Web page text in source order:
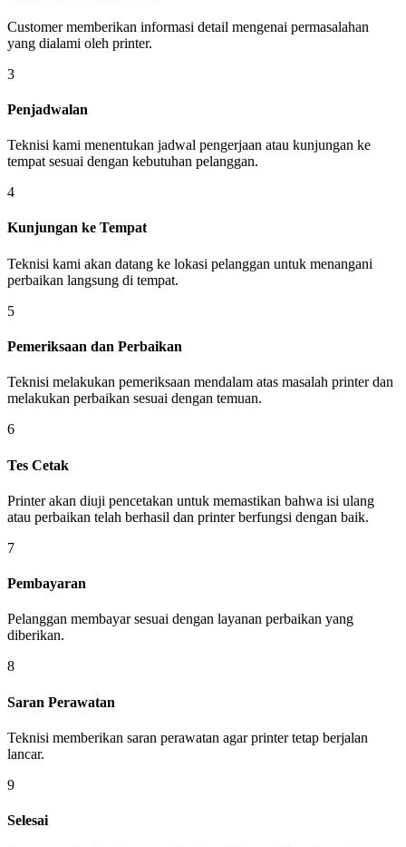
Customer memberikan informasi detail mengenai permasalahan
yang dialami oleh printer.
3
Penjadwalan
Teknisi kami menentukan jadwal pengerjaan atau kunjungan ke
tempat sesuai dengan kebutuhan pelanggan.
4
Kunjungan ke Tempat
Teknisi kami akan datang ke lokasi pelanggan untuk menangani
perbaikan langsung di tempat.
5
Pemeriksaan dan Perbaikan
Teknisi melakukan pemeriksaan mendalam atas masalah printer dan
melakukan perbaikan sesuai dengan temuan.
6
Tes Cetak
Printer akan diuji pencetakan untuk memastikan bahwa isi ulang
atau perbaikan telah berhasil dan printer berfungsi dengan baik.
7
Pembayaran
Pelanggan membayar sesuai dengan layanan perbaikan yang
diberikan.
8
Saran Perawatan
Teknisi memberikan saran perawatan agar printer tetap berjalan
lancar.
9
Selesai